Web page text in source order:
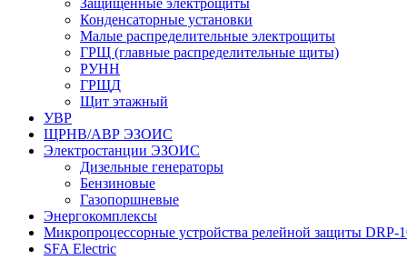
Конденсаторные установки
Малые распределительные электрощиты
ГРЩ (главные распределительные щиты)
РУНН
ГРЩД
Щит этажный
УВР
ЩРНВ/АВР ЭЗОИС
Электростанции ЭЗОИС
Дизельные генераторы
Бензиновые
Газопоршневые
Энергокомплексы
Микропроцессорные устройства релейной защиты DRP-
SFA Electric